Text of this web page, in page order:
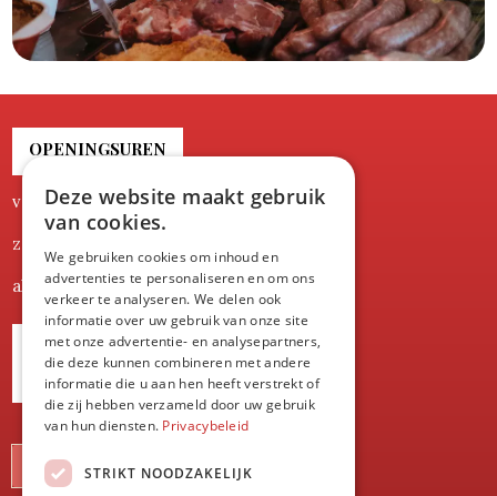
OPENINGSUREN
vrijdag
8:00-19.00
zaterdag
alle andere dagen gesloten
Blijf op de hoogte van onze
slachtdata
KLIK HIER
Deze website maakt gebruik
van cookies.
We gebruiken cookies om inhoud en
advertenties te personaliseren en om ons
verkeer te analyseren. We delen ook
informatie over uw gebruik van onze site
met onze advertentie- en analysepartners,
die deze kunnen combineren met andere
informatie die u aan hen heeft verstrekt of
die zij hebben verzameld door uw gebruik
van hun diensten. Privacybeleid
STRIKT NOODZAKELIJK